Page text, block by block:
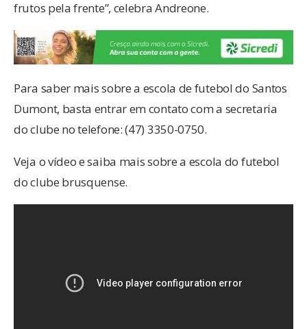
frutos pela frente”, celebra Andreone.
Para saber mais sobre a escola de futebol do Santos
Dumont, basta entrar em contato com a secretaria
do clube no telefone: (47) 3350-0750.
Veja o vídeo e saiba mais sobre a escola do futebol
do clube brusquense.